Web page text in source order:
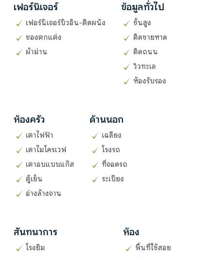
เฟอร์นิเจอร์
เฟอร์นิเจอร์บิวอิน-ติดผนัง
ของตกแต่ง
ผ้าม่าน
ข้อมูลทั่วไป
ชั้นสูง
ติดชายหาด
ติดถนน
วิวทะเล
ห้องรับรอง
ห้องครัว
เตาไฟฟ้า
เตาไมโครเวฟ
เตาอบแบบแก๊ส
ตู้เย็น
อ่างล้างจาน
ด้านนอก
เฉลียง
โรงรถ
ที่จอดรถ
ระเบียง
สันทนาการ
โรงยิม
ห้อง
พื้นที่ใช้สอย